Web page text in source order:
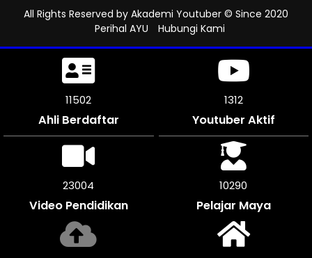
All Rights Reserved by Akademi Youtuber © Since 2020
Perihal AYU
Hubungi Kami
11500
Ahli Berdaftar
1312
Youtuber Aktif
23982
Video Pendidikan
10290
Pelajar Maya